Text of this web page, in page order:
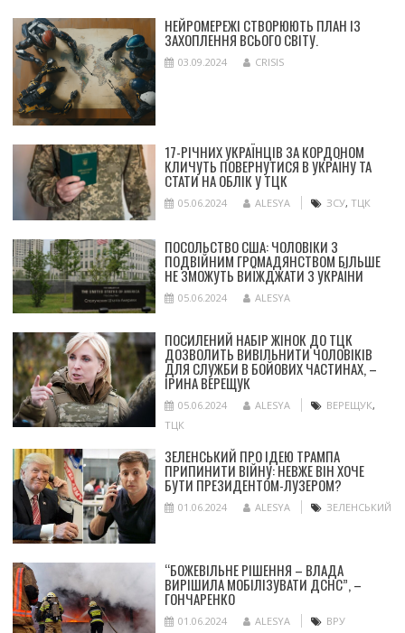
НЕЙРОМЕРЕЖІ СТВОРЮЮТЬ ПЛАН ІЗ
ЗАХОПЛЕННЯ ВСЬОГО СВІТУ.
03.09.2024 CRISIS
17-РІЧНИХ УКРАЇНЦІВ ЗА КОРДОНОМ
КЛИЧУТЬ ПОВЕРНУТИСЯ В УКРАЇНУ ТА
СТАТИ НА ОБЛІК У ТЦК
05.06.2024 ALESYA ЗСУ, ТЦК
ПОСОЛЬСТВО США: ЧОЛОВІКИ З
ПОДВІЙНИМ ГРОМАДЯНСТВОМ БІЛЬШЕ
НЕ ЗМОЖУТЬ ВИЇЖДЖАТИ З УКРАЇНИ
05.06.2024 ALESYA
ПОСИЛЕНИЙ НАБІР ЖІНОК ДО ТЦК
ДОЗВОЛИТЬ ВИВІЛЬНИТИ ЧОЛОВІКІВ
ДЛЯ СЛУЖБИ В БОЙОВИХ ЧАСТИНАХ, –
ІРИНА ВЕРЕЩУК
05.06.2024 ALESYA ВЕРЕЩУК,
ТЦК
ЗЕЛЕНСЬКИЙ ПРО ІДЕЮ ТРАМПА
ПРИПИНИТИ ВІЙНУ: НЕВЖЕ ВІН ХОЧЕ
БУТИ ПРЕЗИДЕНТОМ-ЛУЗЕРОМ?
01.06.2024 ALESYA ЗЕЛЕНСЬКИЙ
“БОЖЕВІЛЬНЕ РІШЕННЯ – ВЛАДА
ВИРІШИЛА МОБІЛІЗУВАТИ ДСНС”, –
ГОНЧАРЕНКО
01.06.2024 ALESYA ВРУ